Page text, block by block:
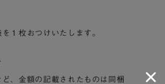
１枚おつけいたします。
、金額の記載されたものは同梱